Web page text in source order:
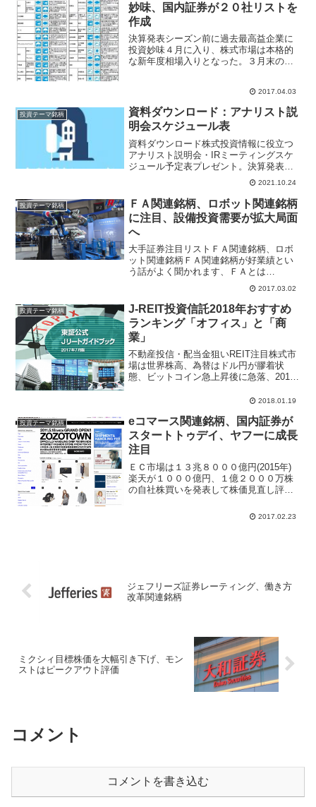
妙味、国内証券が２０社リストを
作成
決算発表シーズン前に過去最高益企業に
投資妙味４月に入り、株式市場は本格的
な新年度相場入りとなった。３月末の期
相場」に突入していく。国内中堅の岡三
証券は４月下旬から始まる...
2017.04.03
投資テーマ銘柄
資料ダウンロード：アナリスト説
明会スケジュール表
資料ダウンロード株式投資情報に役立つ
アナリスト説明会・IRミーティングスケ
ジュール予定表プレゼント。決算発表シ
ーズンに証券アナリスト向け説明会が開
催されます、レーティング変更、目標株
価変更などアナリストレポート作成され
るタイミングはアナリスト説明会の後に
なるので
2021.10.24
投資テーマ銘柄
ＦＡ関連銘柄、ロボット関連銘柄
に注目、設備投資需要が拡大局面
へ
大手証券注目リストＦＡ関連銘柄、ロボ
ット関連銘柄ＦＡ関連銘柄が好業績とい
う話がよく聞かれます、ＦＡとは
「Factory Automation ファクトリー オー
トメーション」の略で、工場生産の自動
化やロボット化などを意味します。代表
的なＦＡ...
2017.03.02
投資テーマ銘柄
J-REIT投資信託2018年おすすめ
ランキング「オフィス」と「商
業」
不動産投信・配当金狙いREIT注目株式市
場は世界株高、為替はドル円が膠着状
態、ビットコイン急上昇後に急落、2018
資への見直しが高まってきている。J-
興証券は...
2018.01.19
投資テーマ銘柄
eコマース関連銘柄、国内証券が
スタートトゥデイ、ヤフーに成長
注目
ＥＣ市場は１３兆８０００億円(2015年)
楽天が１０００億円、１億２０００万株
の自社株買いを発表して株価見直し評価
社がレーティング、目標株価を引き上げ
の動きがあり証券アナリストは「eコマー
2017.02.23
ジェフリーズ証券レーティング、働き方
改革関連銘柄
ミクシィ目標株価を大幅引き下げ、モン
ストはピークアウト評価
コメント
コメントを書き込む